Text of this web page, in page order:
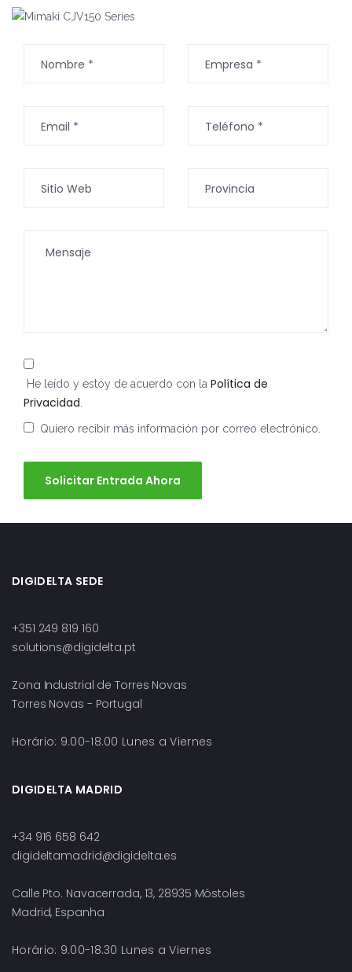
He leído y estoy de acuerdo con la Política de
Privacidad.
Quiero recibir más información por correo electrónico.
Solicitar Entrada Ahora
DIGIDELTA SEDE
+351 249 819 160
solutions@digidelta.pt
Zona Industrial de Torres Novas
Torres Novas - Portugal
Horário: 9.00-18.00 Lunes a Viernes
DIGIDELTA MADRID
+34 916 658 642
digideltamadrid@digidelta.es
Calle Pto. Navacerrada, 13, 28935 Móstoles
Madrid, Espanha
Horário: 9.00-18.30 Lunes a Viernes